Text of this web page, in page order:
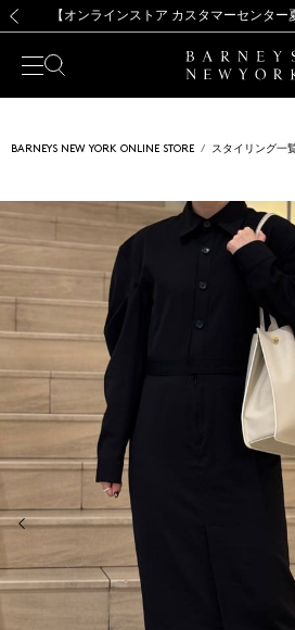
【夏季休業に伴う出荷一時停止の
熊本県を中心とした地震の影響による
【開催中】SUMMER SALEのご
【夏季休業に伴う出荷一時停止の
BARNEYS NEW YORK ONLINE STORE スタイリング一
前の画像